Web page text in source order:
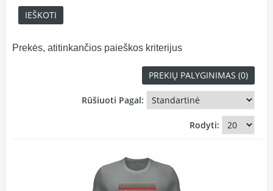
Prekės, atitinkančios paieškos kriterijus
PREKIŲ PALYGINIMAS (0)
Rūšiuoti Pagal:
Rodyti: